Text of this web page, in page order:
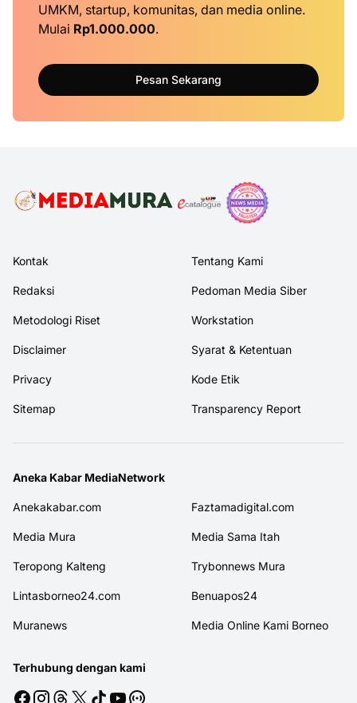
UMKM, startup, komunitas, dan media online.
Mulai Rp1.000.000.
Pesan Sekarang
Kontak Tentang Kami
Redaksi Pedoman Media Siber
Metodologi Riset Workstation
Disclaimer Syarat & Ketentuan
Privacy Kode Etik
Sitemap Transparency Report
Aneka Kabar MediaNetwork
Anekakabar.com Faztamadigital.com
Media Mura Media Sama Itah
Teropong Kalteng Trybonnews Mura
Lintasborneo24.com Benuapos24
Muranews Media Online Kami Borneo
Terhubung dengan kami